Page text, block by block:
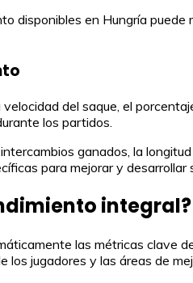
disponibles en Hungría
del saque, el
los partidos.
ganados, la
para mejorar y desarrollar
integral?
las métricas clave
jugadores y las áreas de